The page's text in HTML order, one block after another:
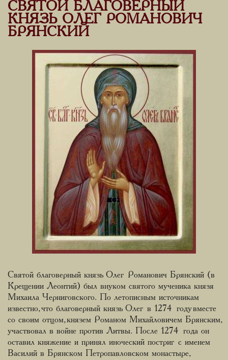
СВЯТОЙ БЛАГОВЕРНЫЙ
КНЯЗЬ ОЛЕГ РОМАНОВИЧ
БРЯНСКИЙ
Святой благоверный князь Олег Романович Брянский (в
Крещении Леонтий) был внуком святого мученика князя
Михаила Черниговского. По летописным источникам
известно, что благоверный князь Олег в 1274 году вместе
со своим отцом, князем Романом Михайловичем Брянским,
участвовал в войне против Литвы. После 1274 года он
оставил княжение и принял иноческий постриг с именем
Василий в Брянском Петропавловском монастыре,